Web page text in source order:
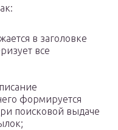
в заголовке
все
формируется
поисковой выдаче